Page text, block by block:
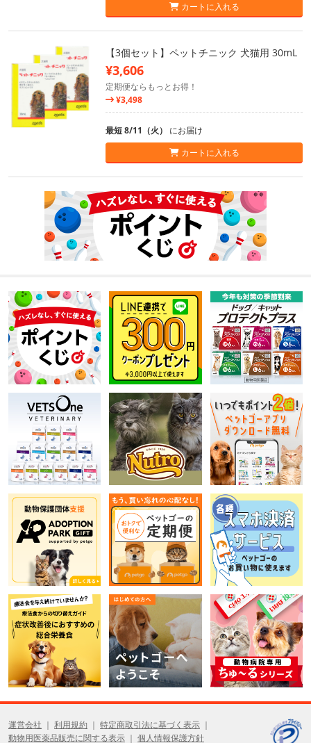
カートに入れる
【3個セット】ペットチニック 犬猫用 30mL
¥3,606
定期便ならもっとお得！
¥3,498
最短 8/11（火） にお届け
カートに入れる
運営会社 利用規約
特定商取引法に基づく表示
動物用医薬品販売に関する表示
個人情報保護方針